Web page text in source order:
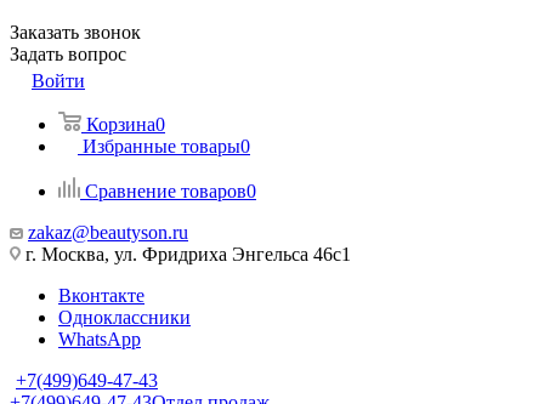
Заказать звонок
Задать вопрос
Войти
Корзина0
Избранные товары0
Сравнение товаров0
zakaz@beautyson.ru
г. Москва, ул. Фридриха Энгельса 46с1
Вконтакте
Одноклассники
WhatsApp
+7(499)649-47-43